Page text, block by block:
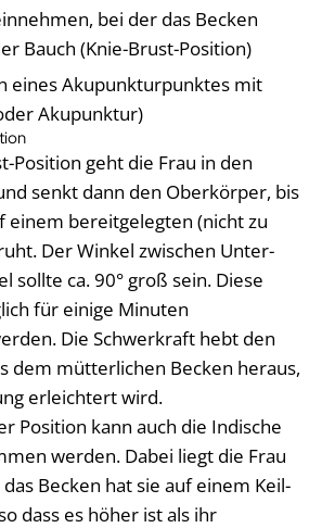
bei der das Becken
Bauch (Knie-Brust-Position)
eines Akupunkturpunktes mit
Akupunktur)
Position geht die Frau in den
senkt dann den Oberkörper, bis
einem bereitgelegten (nicht zu
Der Winkel zwischen Unter-
sollte ca. 90° groß sein. Diese
für einige Minuten
Die Schwerkraft hebt den
dem mütterlichen Becken heraus,
erleichtert wird.
Position kann auch die Indische
werden. Dabei liegt die Frau
Becken hat sie auf einem Keil-
dass es höher ist als ihr